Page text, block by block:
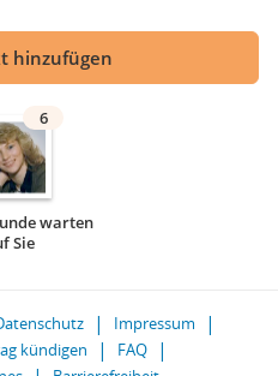
hinzufügen
6
warten
Sie
Impressum
kündigen
FAQ